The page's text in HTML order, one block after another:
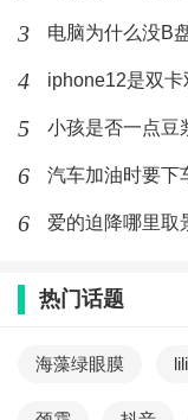
3 电脑为什么没B
4 iphone12是双
5 小孩是否一点豆
6 汽车加油时要下
6 爱的迫降哪里取
热门话题
海藻绿眼膜